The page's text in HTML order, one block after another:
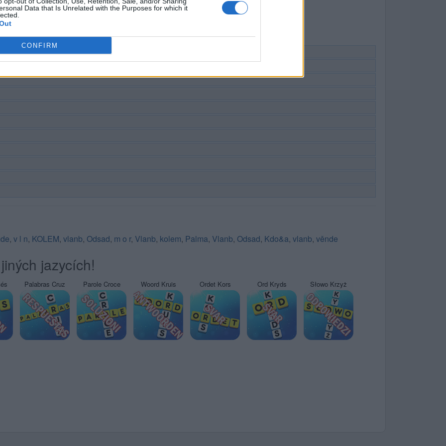
Data that Is Unrelated with the Purposes for which it
CONFIRM
ale doporučujeme použít vyhledávání podle písmen.
, v l n, KOLEM, vlanb, Odsad, m o r, Vlanb, kolem, Palma, Vlanb, Odsad, Kdo&a, vlanb, věnde
jazycích!
Palabras Cruz Parole Croce Woord Kruis Ordet Kors Ord Kryds Słowo Krzyż